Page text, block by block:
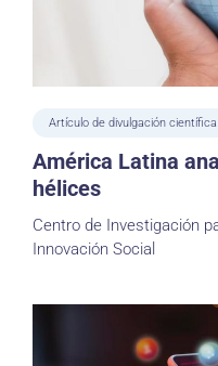
Artículo de divulgación científica
América Latina
hélices
Centro de Investigación
Innovación Social